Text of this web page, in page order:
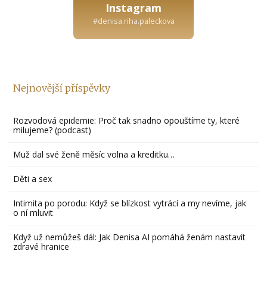
Instagram
#denisa.riha.paleckova
Nejnovější příspěvky
Rozvodová epidemie: Proč tak snadno opouštíme ty, které
milujeme? (podcast)
Muž dal své ženě měsíc volna a kreditku…
Děti a sex
Intimita po porodu: Když se blízkost vytrácí a my nevíme, jak
o ní mluvit
Když už nemůžeš dál: Jak Denisa AI pomáhá ženám nastavit
zdravé hranice